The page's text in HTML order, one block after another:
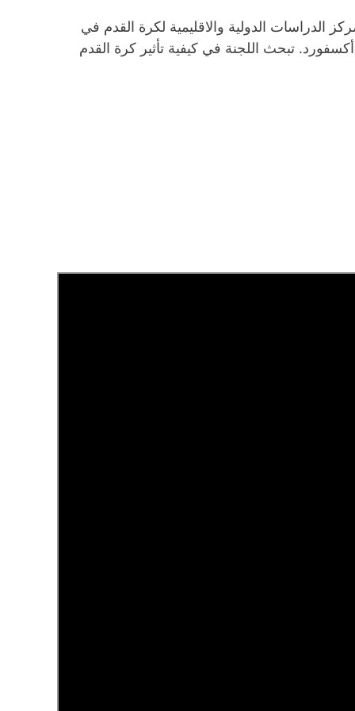
الدولية والاقليمية لكرة القدم في
تبحث اللجنة في كيفية تأثير كرة القدم